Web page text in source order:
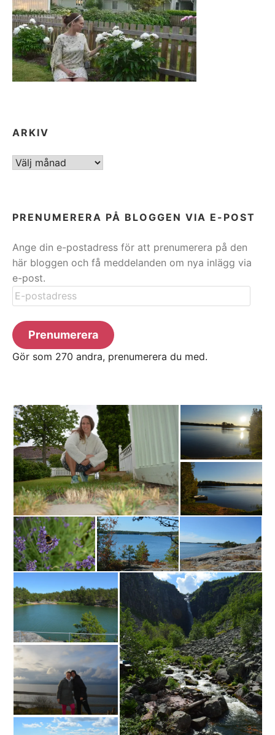
ARKIV
ARKIV
PRENUMERERA PÅ BLOGGEN VIA E-POST
Ange din e-postadress för att prenumerera på den
här bloggen och få meddelanden om nya inlägg via
e-post.
E-
postadress
Prenumerera
Gör som 270 andra, prenumerera du med.